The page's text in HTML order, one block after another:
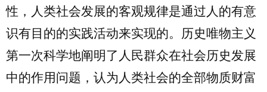
性，人类社会发展的客观规律是通过人的有意
识有目的的实践活动来实现的。历史唯物主义
第一次科学地阐明了人民群众在社会历史发展
中的作用问题，认为人类社会的全部物质财富